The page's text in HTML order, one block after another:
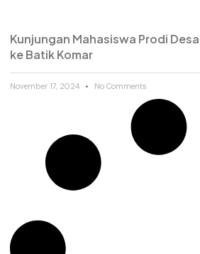
Kunjungan Mahasiswa Prodi
ke Batik Komar
November 17, 2024 No Comments